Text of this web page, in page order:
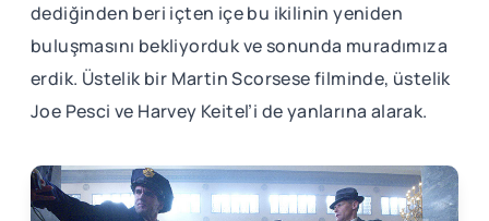
dediğinden beri içten içe bu ikilinin yeniden
buluşmasını bekliyorduk ve sonunda muradımıza
erdik. Üstelik bir Martin Scorsese filminde, üstelik
Joe Pesci ve Harvey Keitel’i de yanlarına alarak.